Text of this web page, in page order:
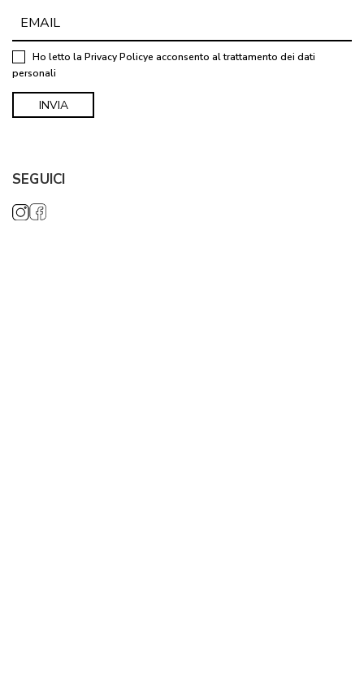
Ho letto la Privacy Policye acconsento al trattamento dei dati
personali
SEGUICI